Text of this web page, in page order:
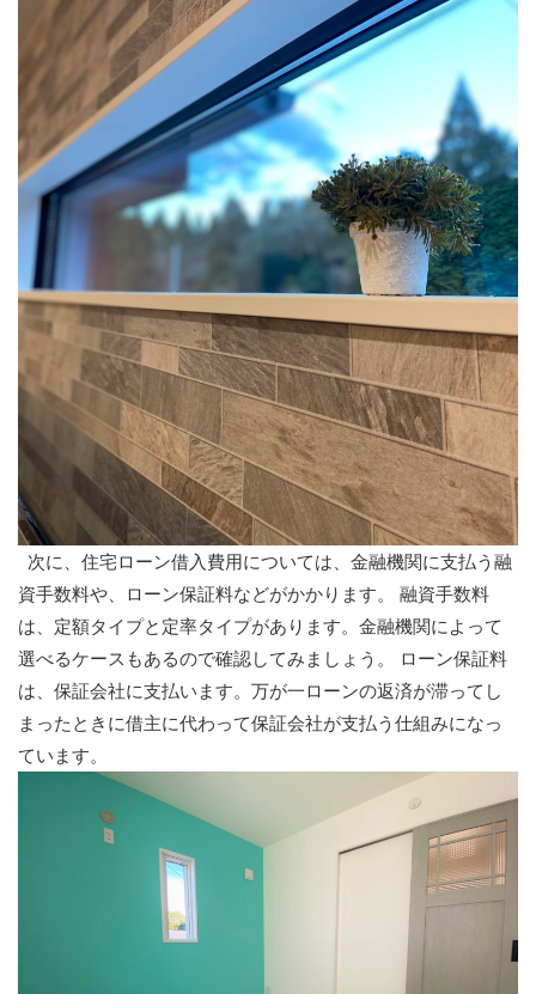
次に、住宅ローン借入費用については、金融機関に支払う融
資手数料や、ローン保証料などがかかります。 融資手数料
は、定額タイプと定率タイプがあります。金融機関によって
選べるケースもあるので確認してみましょう。 ローン保証料
は、保証会社に支払います。万が一ローンの返済が滞ってし
まったときに借主に代わって保証会社が支払う仕組みになっ
ています。